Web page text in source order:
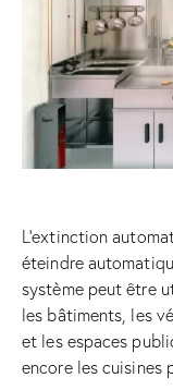
L’extinction
éteindre
système peut être
les bâtiments, les
et les espaces
encore les cuisines